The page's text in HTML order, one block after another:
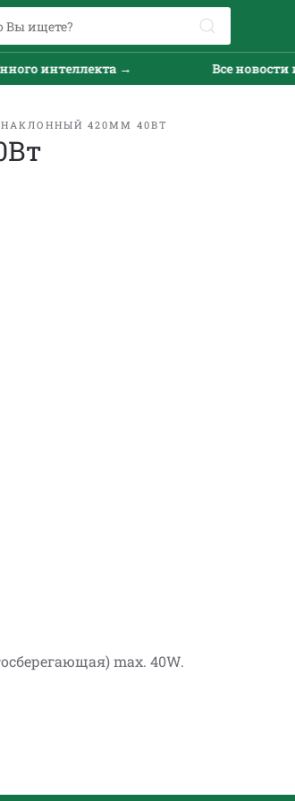
интеллекта → Все новости
420ММ 40ВТ
max. 40W.